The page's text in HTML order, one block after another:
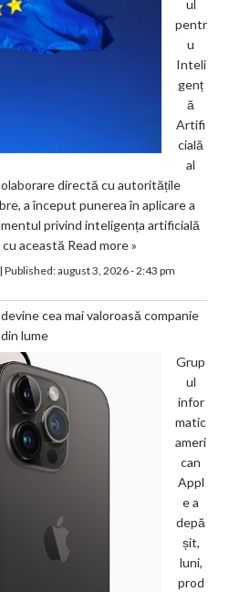
ul
pentr
u
Inteli
genț
ă
Artifi
cială
al
directă cu autoritățile
a început punerea în aplicare a
privind inteligența artificială
această Read more »
Published:august 3, 2026 - 2:43 pm
cea mai valoroasă companie
din lume
Grup
ul
infor
matic
ameri
can
Appl
e a
depă
șit,
luni,
prod